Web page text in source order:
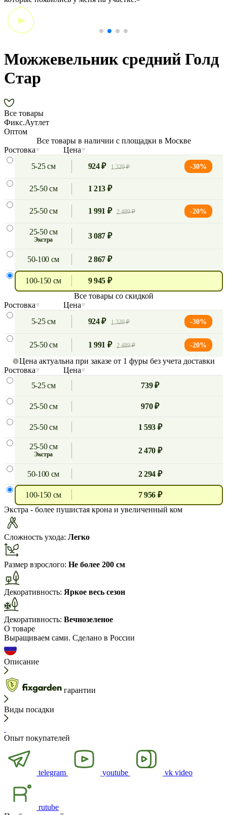
Можжевельник средний Голд
Стар
Все товары
Фикс.Аутлет
Оптом
Все товары в наличии с площадки в Москве
Ростовка
Цена
5-25 см
924 ₽ 1 320 ₽ -30%
25-50 см 1 213 ₽
25-50 см 1 991 ₽ 2 489 ₽ -20%
25-50 см
экстра 3 087 ₽
50-100 см 2 867 ₽
100-150 см
9 945 ₽
Все товары со скидкой
Ростовка
Цена
5-25 см
924 ₽ 1 320 ₽ -30%
25-50 см 1 991 ₽ 2 489 ₽ -20%
Цена актуальна при заказе от 1 фуры без учета доставки
Ростовка
Цена
5-25 см
739 ₽
25-50 см 970 ₽
25-50 см 1 593 ₽
25-50 см
экстра 2 470 ₽
50-100 см 2 294 ₽
100-150 см
7 956 ₽
Экстра - более пушистая крона и увеличенный ком
Сложность ухода: Легко
Размер взрослого: Не более 200 см
Декоративность: Яркое весь сезон
Декоративность: Вечнозеленое
О товаре
Выращиваем сами. Сделано в России
Описание
гарантии
Виды посадки
Опыт покупателей
telegram youtube vk video
rutube